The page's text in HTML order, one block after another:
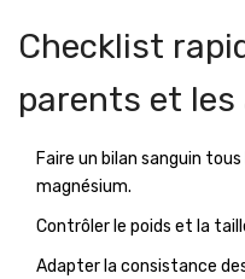
Checklist
parents et
Faire un bilan sanguin
magnésium.
Contrôler le poids et la
Adapter la consistance